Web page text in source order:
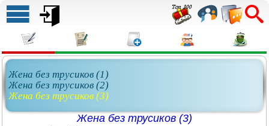
Жена без трусиков (1)
Жена без трусиков (2)
Жена без трусиков (3)
Жена без трусиков (3)